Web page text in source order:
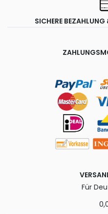
SICHERE BEZAHLUNG
Für